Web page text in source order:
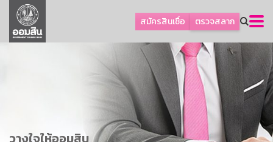
สมัครสินเชื่อ ตรวจสลาก
ลูกค้าธุรกิจ
ลูกค้าผู้ประกอบรายย่อย
การพัฒนาที่ยั่งยืน
วางใจให้ออมสิน